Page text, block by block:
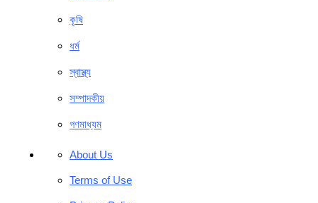
কৃষি
ধর্ম
স্বাস্থ্য
সম্পাদকীয়
গণমাধ্যম
About Us
Terms of Use